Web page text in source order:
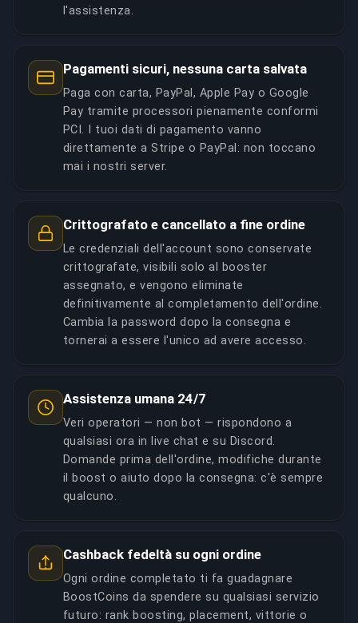
l'assistenza.
Pagamenti sicuri, nessuna carta salvata
Paga con carta, PayPal, Apple Pay o Google
Pay tramite processori pienamente conformi
PCI. I tuoi dati di pagamento vanno
direttamente a Stripe o PayPal: non toccano
mai i nostri server.
Crittografato e cancellato a fine ordine
Le credenziali dell'account sono conservate
crittografate, visibili solo al booster
assegnato, e vengono eliminate
definitivamente al completamento dell'ordine.
Cambia la password dopo la consegna e
tornerai a essere l'unico ad avere accesso.
Assistenza umana 24/7
Veri operatori — non bot — rispondono a
qualsiasi ora in live chat e su Discord.
Domande prima dell'ordine, modifiche durante
il boost o aiuto dopo la consegna: c'è sempre
qualcuno.
Cashback fedeltà su ogni ordine
Ogni ordine completato ti fa guadagnare
BoostCoins da spendere su qualsiasi servizio
futuro: rank boosting, placement, vittorie o